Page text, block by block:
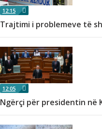
12:15
Trajtimi i problemeve të
12:05
Ngërçi për presidentin në